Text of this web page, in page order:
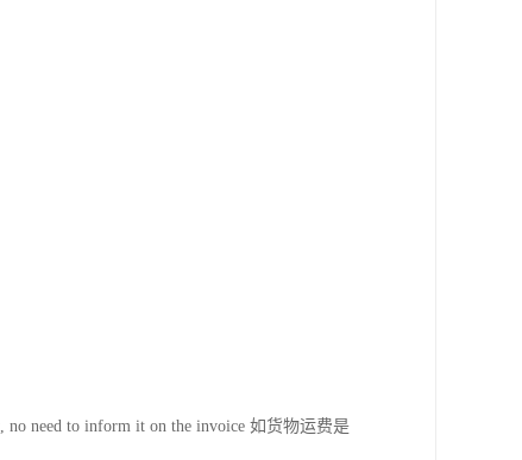
no need to inform it on the invoice 如货物运费是